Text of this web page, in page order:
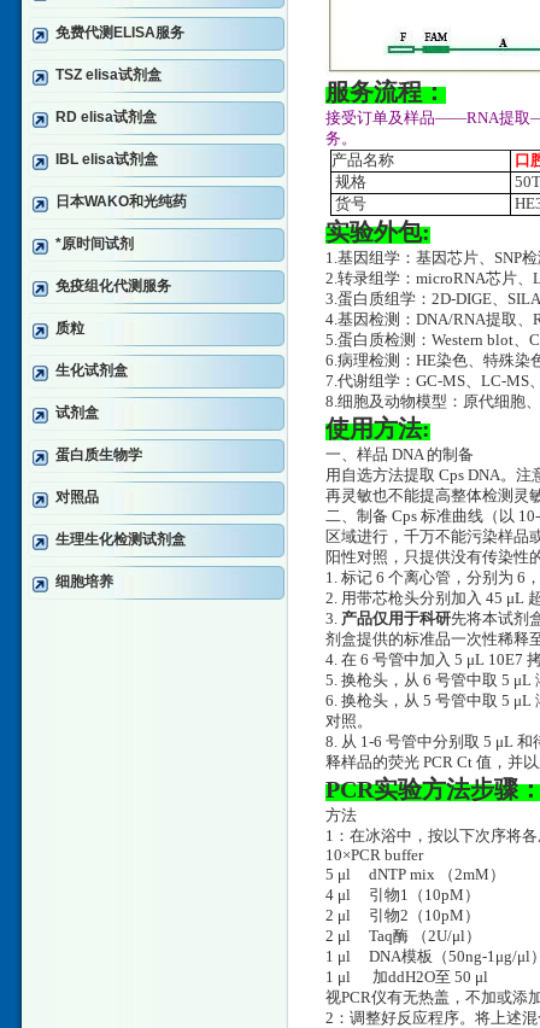
免费代测ELISA服务
TSZ elisa试剂盒
RD elisa试剂盒
IBL elisa试剂盒
日本WAKO和光纯药
*原时间试剂
免疫组化代测服务
质粒
生化试剂盒
试剂盒
蛋白质生物学
对照品
生理生化检测试剂盒
细胞培养
服务流程：
接受订单及样品——RNA提
务。
产品名称
口
规格
50T
货号
实验外包:
1.基因组学：基因芯片、SNP
2.转录组学：microRNA芯片、
3.蛋白质组学：2D-DIGE、
4.基因检测：DNA/RNA提取、
5.蛋白质检测：Western blot、
6.病理检测：HE染色、特殊染
7.代谢组学：GC-MS、LC-MS
8.细胞及动物模型：原代细胞
使用方法:
一、样品 DNA 的制备
用自选方法提取 Cps DNA。
再灵敏也不能提高整体检测灵
二、制备 Cps 标准曲线（以
区域进行，千万不能污染样品
阳性对照，只提供没有传染性
1. 标记 6 个离心管，分别为 6
2. 用带芯枪头分别加入 45 μL
3. 产品仅用于科研先将本试剂
剂盒提供的标准品一次性稀释
4. 在 6 号管中加入 5 μL 10E7
5. 换枪头，从 6 号管中取 5 μL
6. 换枪头，从 5 号管中取 5
对照。
8. 从 1-6 号管中分别取 5 μL
释样品的荧光 PCR Ct 值，并
PCR实验方法步骤
方法
1：在冰浴中，按以下次序将
10×PCR buffer
5 μl dNTP mix （2mM
4 μl 引物1（10pM）
2 μl 引物2（10pM）
2 μl Taq酶 （2U/μl）
1 μl DNA模板（50ng-1μg/μl
1 μl 加ddH2O至 50 μl
视PCR仪有无热盖，不加或添
2：调整好反应程序。将上述